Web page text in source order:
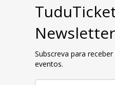
Newsletter
Subscreva para
eventos.